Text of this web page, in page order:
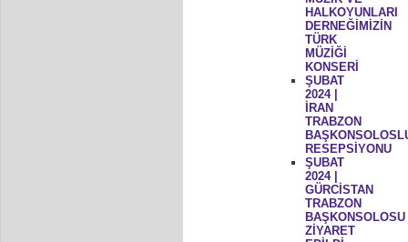
HALKOYUNLARI
DERNEĞİMİZİN
TÜRK
MÜZİĞİ
KONSERİ
ŞUBAT
2024 |
İRAN
TRABZON
RESEPSİYONU
ŞUBAT
2024 |
GÜRCİSTAN
TRABZON
BAŞKONSOLOSU
ZİYARET